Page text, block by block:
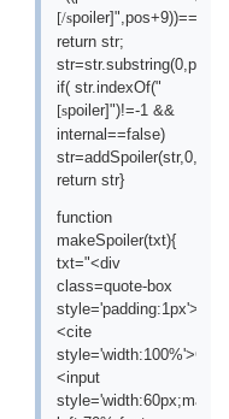
[/spoiler]",pos+9))==-1)
return str;
if( str.indexOf("
[spoiler]")!=-1 &&
internal==false)
return str}
function
makeSpoiler(txt){
txt="<div
class=quote-box
style='padding:1px'>
<cite
<input